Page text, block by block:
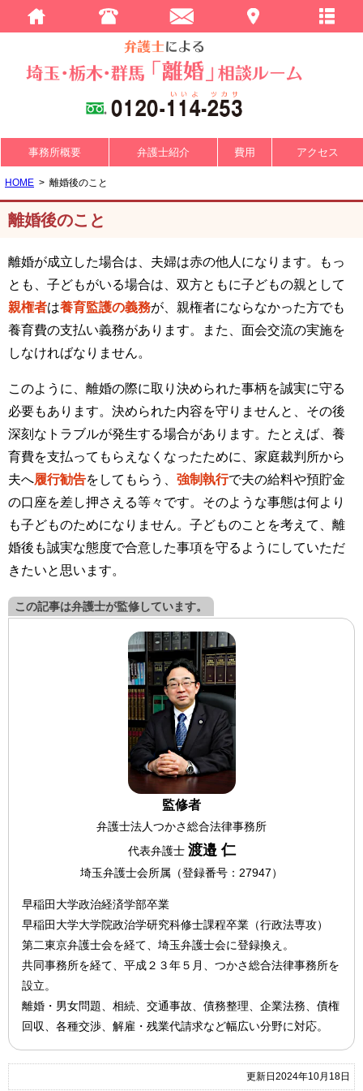
事務所概要 弁護士紹介 費用 アクセス
HOME 離婚後のこと
離婚後のこと
離婚が成立した場合は、夫婦は赤の他人になります。もっ
とも、子どもがいる場合は、双方ともに子どもの親として
親権者は養育監護の義務が、親権者にならなかった方でも
養育費の支払い義務があります。また、面会交流の実施を
しなければなりません。
このように、離婚の際に取り決められた事柄を誠実に守る
必要もあります。決められた内容を守りませんと、その後
深刻なトラブルが発生する場合があります。たとえば、養
育費を支払ってもらえなくなったために、家庭裁判所から
夫へ履行勧告をしてもらう、 強制執行で夫の給料や預貯金
の口座を差し押さえる等々です。そのような事態は何より
も子どものためになりません。子どものことを考えて、離
婚後も誠実な態度で合意した事項を守るようにしていただ
きたいと思います。
この記事は弁護士が監修しています。
監修者
弁護士法人つかさ総合法律事務所
代表弁護士 渡邉 仁
埼玉弁護士会所属（登録番号：27947）
早稲田大学政治経済学部卒業
早稲田大学大学院政治学研究科修士課程卒業（行政法専攻）
第二東京弁護士会を経て、埼玉弁護士会に登録換え。
共同事務所を経て、平成２３年５月、つかさ総合法律事務所を
設立。
離婚・男女問題、相続、交通事故、債務整理、企業法務、債権
回収、各種交渉、解雇・残業代請求など幅広い分野に対応。
更新日2024年10月18日